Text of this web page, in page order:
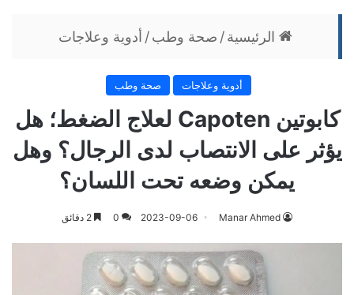
الرئيسية / صحة وطب / أدوية وعلاجات
أدوية وعلاجات صحة وطب
كابوتين Capoten لعلاج الضغط؛ هل
يؤثر على الانتصاب لدى الرجال؟ وهل
يمكن وضعه تحت اللسان؟
Manar Ahmed
2023-09-06
0